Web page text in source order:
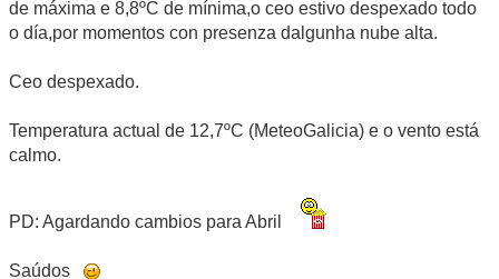
de máxima e 8,8ºC de mínima,o ceo estivo despexado todo
o día,por momentos con presenza dalgunha nube alta.
Ceo despexado.
Temperatura actual de 12,7ºC (MeteoGalicia) e o vento está
calmo.
PD: Agardando cambios para Abril
Saúdos